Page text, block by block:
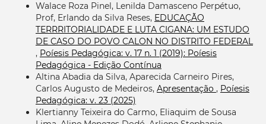
Walace Roza Pinel, Lenilda Damasceno Perpétuo,
Prof, Erlando da Silva Reses, EDUCAÇÃO
TERRRITORIALIDADE E LUTA CIGANA: UM ESTUDO
DE CASO DO POVO CALON NO DISTRITO FEDERAL
, Poíesis Pedagógica: v. 17 n. 1 (2019): Poíesis
Pedagógica - Edição Contínua
Altina Abadia da Silva, Aparecida Carneiro Pires,
Carlos Augusto de Medeiros, Apresentação , Poíesis
Pedagógica: v. 23 (2025)
Klertianny Teixeira do Carmo, Eliaquim de Sousa